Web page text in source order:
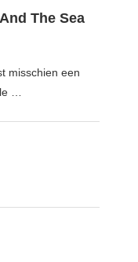
The Sea
misschien een
…